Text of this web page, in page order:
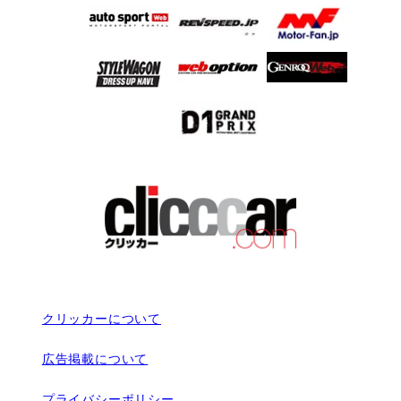
クリッカーについて
広告掲載について